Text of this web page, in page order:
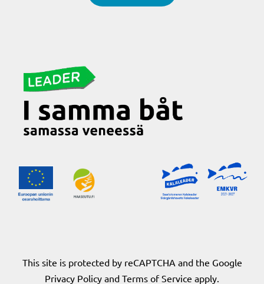
This site is protected by reCAPTCHA and the Google
Privacy Policy and Terms of Service apply.